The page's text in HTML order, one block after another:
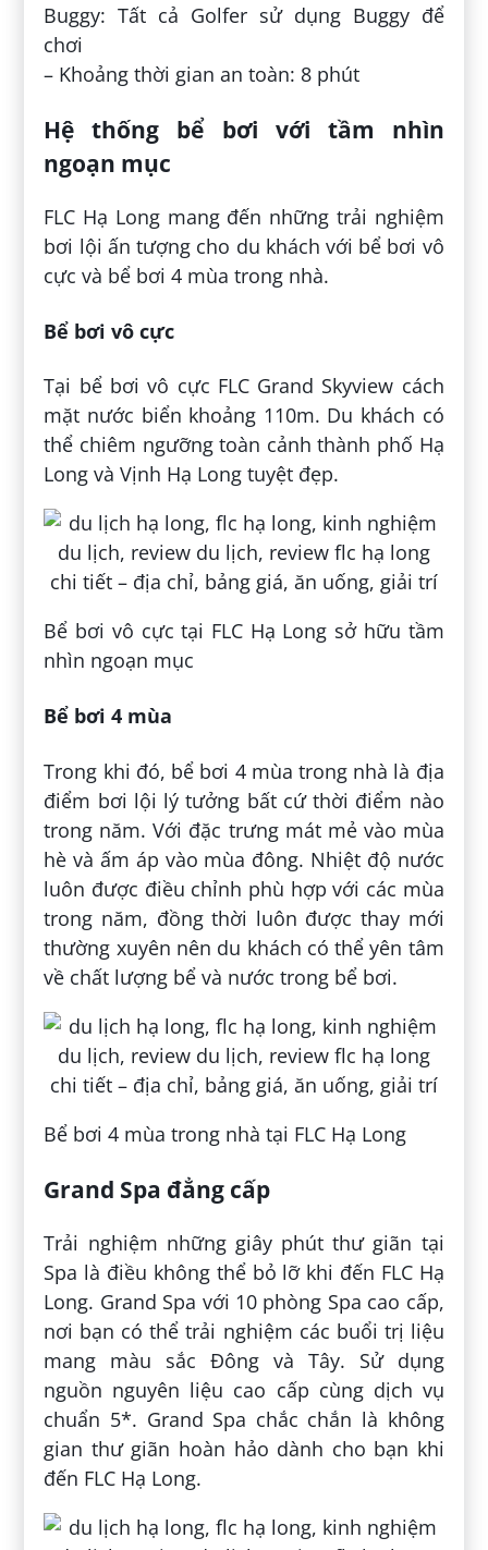
Buggy: Tất cả Golfer sử dụng Buggy để
chơi
– Khoảng thời gian an toàn: 8 phút
Hệ thống bể bơi với tầm nhìn
ngoạn mục
FLC Hạ Long mang đến những trải nghiệm
bơi lội ấn tượng cho du khách với bể bơi vô
cực và bể bơi 4 mùa trong nhà.
Bể bơi vô cực
Tại bể bơi vô cực FLC Grand Skyview cách
mặt nước biển khoảng 110m. Du khách có
thể chiêm ngưỡng toàn cảnh thành phố Hạ
Long và Vịnh Hạ Long tuyệt đẹp.
Bể bơi vô cực tại FLC Hạ Long sở hữu tầm
nhìn ngoạn mục
Bể bơi 4 mùa
Trong khi đó, bể bơi 4 mùa trong nhà là địa
điểm bơi lội lý tưởng bất cứ thời điểm nào
trong năm. Với đặc trưng mát mẻ vào mùa
hè và ấm áp vào mùa đông. Nhiệt độ nước
luôn được điều chỉnh phù hợp với các mùa
trong năm, đồng thời luôn được thay mới
thường xuyên nên du khách có thể yên tâm
về chất lượng bể và nước trong bể bơi.
Bể bơi 4 mùa trong nhà tại FLC Hạ Long
Grand Spa đẳng cấp
Trải nghiệm những giây phút thư giãn tại
Spa là điều không thể bỏ lỡ khi đến FLC Hạ
Long. Grand Spa với 10 phòng Spa cao cấp,
nơi bạn có thể trải nghiệm các buổi trị liệu
mang màu sắc Đông và Tây. Sử dụng
nguồn nguyên liệu cao cấp cùng dịch vụ
chuẩn 5*. Grand Spa chắc chắn là không
gian thư giãn hoàn hảo dành cho bạn khi
đến FLC Hạ Long.